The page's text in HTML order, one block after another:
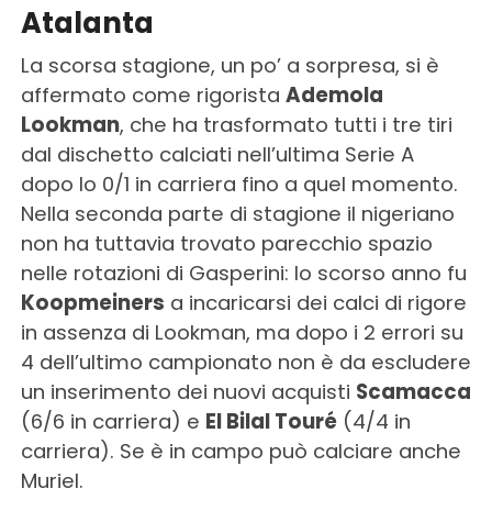
Atalanta
La scorsa stagione, un po’ a sorpresa, si è
affermato come rigorista Ademola
Lookman, che ha trasformato tutti i tre tiri
dal dischetto calciati nell’ultima Serie A
dopo lo 0/1 in carriera fino a quel momento.
Nella seconda parte di stagione il nigeriano
non ha tuttavia trovato parecchio spazio
nelle rotazioni di Gasperini: lo scorso anno fu
Koopmeiners a incaricarsi dei calci di rigore
in assenza di Lookman, ma dopo i 2 errori su
4 dell’ultimo campionato non è da escludere
un inserimento dei nuovi acquisti Scamacca
(6/6 in carriera) e El Bilal Touré(4/4 in
carriera). Se è in campo può calciare anche
Muriel.